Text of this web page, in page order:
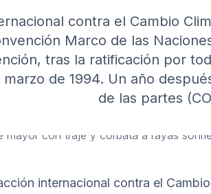
contra el Cambio
Marco de las
tras la ratificación por
marzo de 1994. Un año
de las partes
internacional contra el